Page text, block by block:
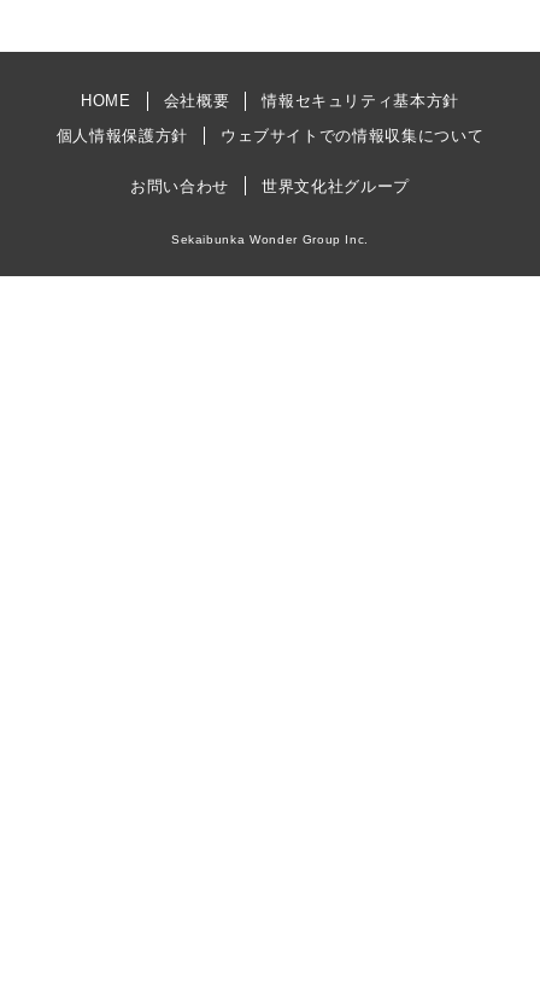
HOME 会社概要
情報セキュリティ基本方針
個人情報保護方針
ウェブサイトでの情報収集について
お問い合わせ 世界文化社グループ
Sekaibunka Wonder Group Inc.